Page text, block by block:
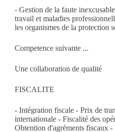
- Gestion de la faute
travail et maladies
les organismes de la protection
Competence suivante ...
Une collaboration de qualité
FISCALITE
- Intégration fiscale - Prix de
internationale - Fiscalité des
Obtention d'agréments fiscaux -